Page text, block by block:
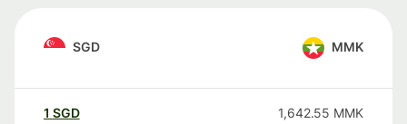
SGD MMK
1 SGD 1,642.55 MMK